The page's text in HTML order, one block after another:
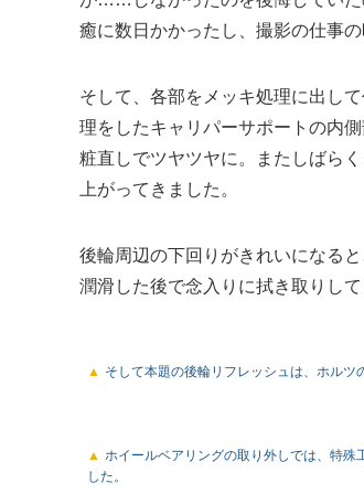
癒に数日かかったし、撮影の仕事
そして、各部をメッキ処理に出し
理をしたキャリパーサポートの内
粧直しでツヤツヤに。またしばら
上がってきました。
後輪周辺の下回りがきれいになる
潤滑した後で念入りに拭き取りし
そして本題の後輪リフレッシュは、ホルツ
ホイールベアリングの取り外しでは、特殊
した。